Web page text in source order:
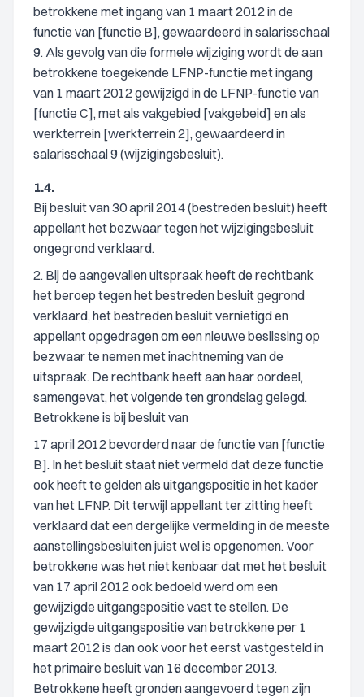
betrokkene met ingang van 1 maart 2012 in de
functie van [functie B], gewaardeerd in salarisschaal
9. Als gevolg van die formele wijziging wordt de aan
betrokkene toegekende LFNP-functie met ingang
van 1 maart 2012 gewijzigd in de LFNP-functie van
[functie C], met als vakgebied [vakgebeid] en als
werkterrein [werkterrein 2], gewaardeerd in
salarisschaal 9 (wijzigingsbesluit).
1.4.
Bij besluit van 30 april 2014 (bestreden besluit) heeft
appellant het bezwaar tegen het wijzigingsbesluit
ongegrond verklaard.
2. Bij de aangevallen uitspraak heeft de rechtbank
het beroep tegen het bestreden besluit gegrond
verklaard, het bestreden besluit vernietigd en
appellant opgedragen om een nieuwe beslissing op
bezwaar te nemen met inachtneming van de
uitspraak. De rechtbank heeft aan haar oordeel,
samengevat, het volgende ten grondslag gelegd.
Betrokkene is bij besluit van
17 april 2012 bevorderd naar de functie van [functie
B]. In het besluit staat niet vermeld dat deze functie
ook heeft te gelden als uitgangspositie in het kader
van het LFNP. Dit terwijl appellant ter zitting heeft
verklaard dat een dergelijke vermelding in de meeste
aanstellingsbesluiten juist wel is opgenomen. Voor
betrokkene was het niet kenbaar dat met het besluit
van 17 april 2012 ook bedoeld werd om een
gewijzigde uitgangspositie vast te stellen. De
gewijzigde uitgangspositie van betrokkene per 1
maart 2012 is dan ook voor het eerst vastgesteld in
het primaire besluit van 16 december 2013.
Betrokkene heeft gronden aangevoerd tegen zijn